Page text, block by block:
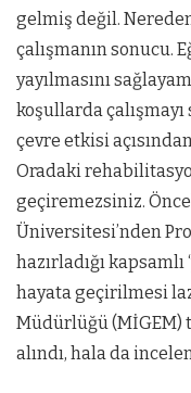
gelmiş değil.
çalışmanın sonucu.
yayılmasını
koşullarda
çevre etkisi
Oradaki
geçiremezsiniz.
Üniversitesi’nden
hazırladığı
hayata geçirilmesi
Müdürlüğü (MİGEM)
alındı, hala da